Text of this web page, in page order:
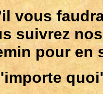
vous
suivrez
pour en